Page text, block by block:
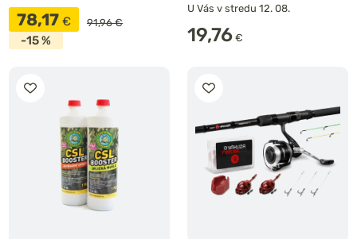
78,17 € 91,96 €
-15 %
U Vás v stredu 12. 08.
19,76 €